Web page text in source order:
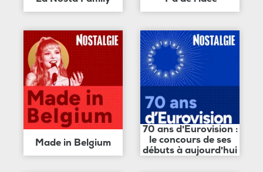
Made in Belgium
70 ans d'Eurovision :
le concours de ses
débuts à aujourd'hui